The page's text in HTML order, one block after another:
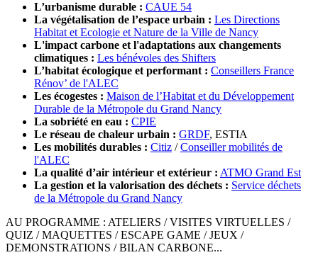
L’urbanisme durable : CAUE 54
La végétalisation de l’espace urbain : Les Directions
Habitat et Ecologie et Nature de la Ville de Nancy
L'impact carbone et l'adaptations aux changements
climatiques : Les bénévoles des Shifters
L’habitat écologique et performant : Conseillers France
Rénov’ de l'ALEC
Les écogestes : Maison de l’Habitat et du Développement
Durable de la Métropole du Grand Nancy
La sobriété en eau : CPIE
Le réseau de chaleur urbain : GRDF, ESTIA
Les mobilités durables : Citiz /Conseiller mobilités de
l'ALEC
La qualité d’air intérieur et extérieur : ATMO Grand Est
La gestion et la valorisation des déchets : Service déchets
de la Métropole du Grand Nancy
AU PROGRAMME : ATELIERS / VISITES VIRTUELLES /
QUIZ / MAQUETTES / ESCAPE GAME / JEUX /
DEMONSTRATIONS / BILAN CARBONE...